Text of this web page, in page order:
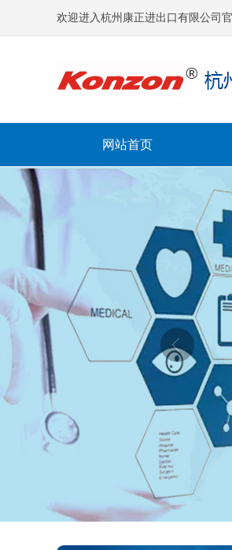
欢迎进入杭州康正进出口有限公司官
网站首页